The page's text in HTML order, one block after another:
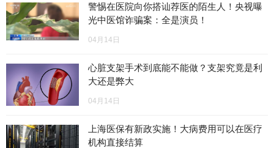
警惕在医院向你搭讪荐医的陌生人！央视曝
光中医馆诈骗案：全是演员！
04月14日
心脏支架手术到底能不能做？支架究竟是利
大还是弊大
04月14日
上海医保有新政实施！大病费用可以在医疗
机构直接结算